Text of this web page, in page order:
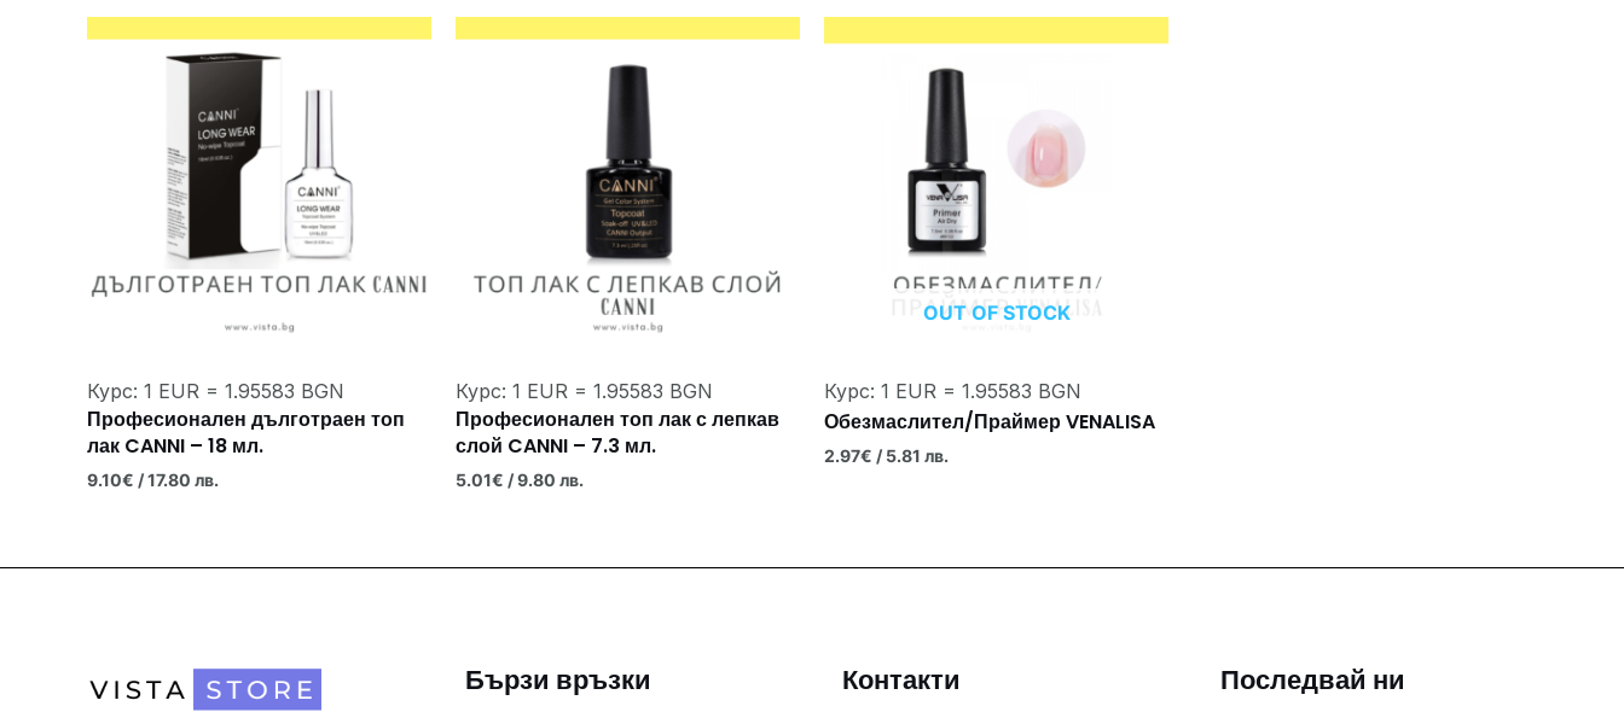
Курс: 1 EUR = 1.95583 BGN
Професионален дълготраен топ
лак CANNI – 18 мл.
9.10€ / 17.80 лв.
Курс: 1 EUR = 1.95583 BGN
Професионален топ лак с лепкав
слой CANNI – 7.3 мл.
5.01€ / 9.80 лв.
OUT OF STOCK
Курс: 1 EUR = 1.95583 BGN
Обезмаслител/Праймер VENALISA
2.97€ / 5.81 лв.
Бързи връзки Контакти Последвай ни